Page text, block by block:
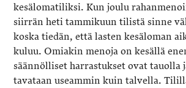
kesälomatiliksi. Kun joulu
siirrän heti tammikuun tilistä sinne
koska tiedän, että lasten kesäloman
kuluu. Omiakin menoja on kesällä
säännölliset harrastukset ovat tauolla
tavataan useammin kuin talvella.